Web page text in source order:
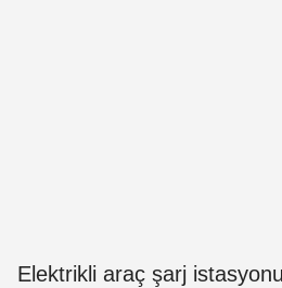
Elektrikli araç şarj